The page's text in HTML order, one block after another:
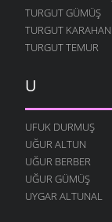
TURGUT GÜMÜŞ
TURGUT KARAHAN
TURGUT TEMUR
U
UFUK DURMUŞ
UĞUR ALTUN
UĞUR BERBER
UĞUR GÜMÜŞ
UYGAR ALTUNAL